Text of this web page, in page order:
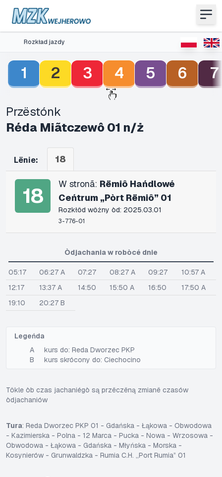
Rozkład jazdy
1 2 3 4 5 6 7
Przëstónk
Réda Miãtczewô 01 n/ż
Lënie: 18
18 W stronã: Rëmiô Hańdlowé
Ceńtrum „Pòrt Rëmiô” 01
Rozkłôd wôżny òd: 2025.03.01
3-776-01
Òdjachania w robòcé dnie
05:17 06:27 A 07:27 08:27 A 09:27
10:57 A
12:17
13:37 A 14:50 15:50 A 16:50
17:50 A
19:10
20:27 B
Legeńda
A
kurs do: Reda Dworzec PKP
B
kurs skrócony do: Ciechocino
Tôkle òb czas jachaniégò są przëczëną zmianë czasów
òdjachaniów
Tura: Reda Dworzec PKP 01 - Gdańska - Łąkowa - Obwodowa
- Kazimierska - Polna - 12 Marca - Pucka - Nowa - Wrzosowa -
Obwodowa - Łąkowa - Gdańska - Młyńska - Morska -
Kosynierów - Grunwaldzka - Rumia C.H. „Port Rumia” 01